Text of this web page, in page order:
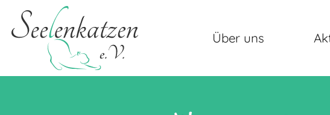
Über uns